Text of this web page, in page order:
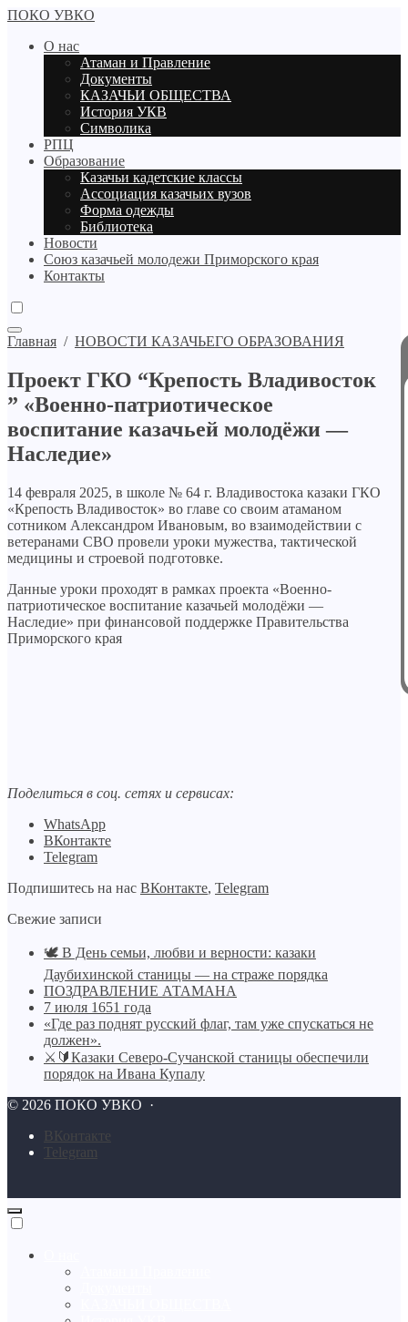
ПОКО УВКО
О нас
Атаман и Правление
Документы
КАЗАЧЬИ ОБЩЕСТВА
История УКВ
Символика
РПЦ
Образование
Казачьи кадетские классы
Ассоциация казачьих вузов
Форма одежды
Библиотека
Новости
Союз казачьей молодежи Приморского края
Контакты
Главная / НОВОСТИ КАЗАЧЬЕГО ОБРАЗОВАНИЯ
Проект ГКО “Крепость Владивосток
” «Военно-патриотическое
воспитание казачьей молодёжи —
Наследие»
14 февраля 2025, в школе № 64 г. Владивостока казаки ГКО
«Крепость Владивосток» во главе со своим атаманом
сотником Александром Ивановым, во взаимодействии с
ветеранами СВО провели уроки мужества, тактической
медицины и строевой подготовке.
Данные уроки проходят в рамках проекта «Военно-
патриотическое воспитание казачьей молодёжи —
Наследие» при финансовой поддержке Правительства
Приморского края
Поделиться в соц. сетях и сервисах:
WhatsApp
ВКонтакте
Telegram
Подпишитесь на нас ВКонтакте, Telegram
Свежие записи
🕊️ В День семьи, любви и верности: казаки
Даубихинской станицы — на страже порядка
ПОЗДРАВЛЕНИЕ АТАМАНА
7 июля 1651 года
«Где раз поднят русский флаг, там уже спускаться не
должен».
⚔🔰Казаки Северо-Сучанской станицы обеспечили
порядок на Ивана Купалу
© 2026 ПОКО УВКО ·
BКонтакте
Telegram